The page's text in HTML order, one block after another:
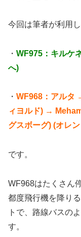
今回は筆者が利用
・ WF975：キルケ
へ)
・ WF968： アルタ
ィヨルド) →
グスボーグ) (オレ
です。
WF968はたくさん
都度飛行機を降り
トで、路線バスの
す。